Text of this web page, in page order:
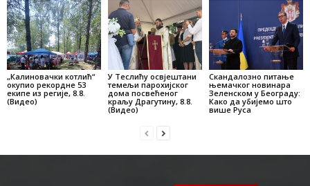
„Калиновачки котлић“
окупио рекордне 53
екипе из регије, 8.8.
(Видео)
У Теслићу освјештани
темељи парохијског
дома посвећеног
краљу Драгутину, 8.8.
(Видео)
Скандалозно питање
њемачког новинара
Зеленском у Београду:
Како да убијемо што
више Руса